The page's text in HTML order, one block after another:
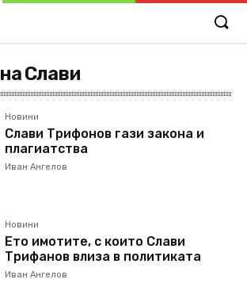
Слави
Новини
Слави Трифонов гази закона и
плагиатства
Иван Ангелов
Новини
Ето имотите, с които Слави
Трифанов влиза в политиката
Иван Ангелов